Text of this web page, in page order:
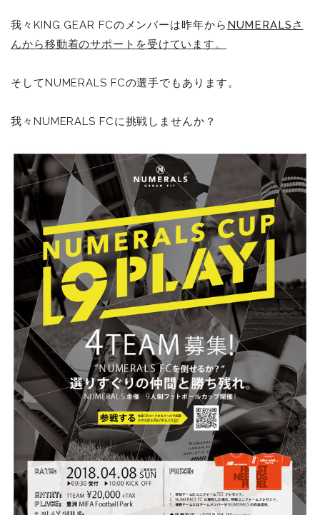
我々KING GEAR FCのメンバーは昨年から NUMERALSさ
んから移動着のサポートを受けています。
そしてNUMERALS FCの選手でもあります。
我々NUMERALS FCに挑戦しませんか？